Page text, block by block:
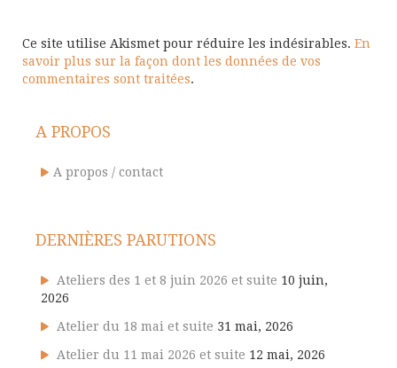
Ce site utilise Akismet pour réduire les indésirables. En
savoir plus sur la façon dont les données de vos
commentaires sont traitées.
A PROPOS
A propos / contact
DERNIÈRES PARUTIONS
Ateliers des 1 et 8 juin 2026 et suite 10 juin,
2026
Atelier du 18 mai et suite 31 mai, 2026
Atelier du 11 mai 2026 et suite 12 mai, 2026